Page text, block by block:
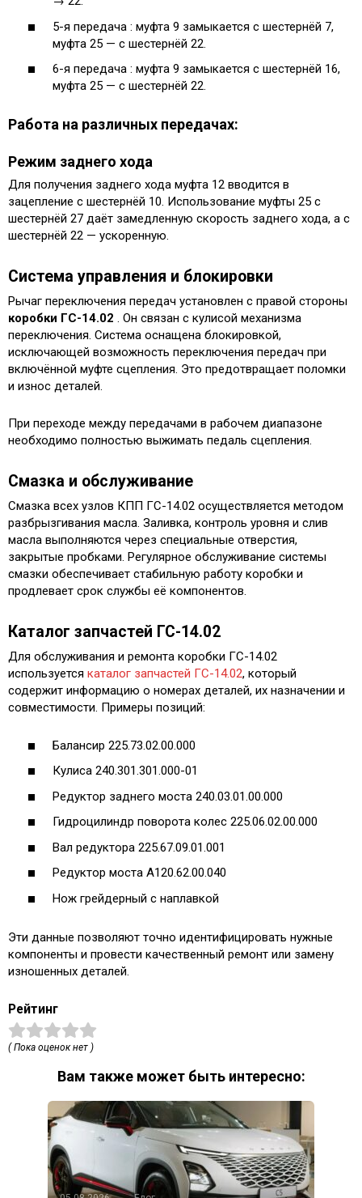
5-я передача : муфта 9 замыкается с шестернёй 7,
муфта 25 — с шестернёй 22.
6-я передача : муфта 9 замыкается с шестернёй 16,
муфта 25 — с шестернёй 22.
Работа на различных передачах:
Режим заднего хода
Для получения заднего хода муфта 12 вводится в
зацепление с шестернёй 10. Использование муфты 25 с
шестернёй 27 даёт замедленную скорость заднего хода, а с
шестернёй 22 — ускоренную.
Система управления и блокировки
Рычаг переключения передач установлен с правой стороны
коробки ГС-14.02 . Он связан с кулисой механизма
переключения. Система оснащена блокировкой,
исключающей возможность переключения передач при
включённой муфте сцепления. Это предотвращает поломки
и износ деталей.
При переходе между передачами в рабочем диапазоне
необходимо полностью выжимать педаль сцепления.
Смазка и обслуживание
Смазка всех узлов КПП ГС-14.02 осуществляется методом
разбрызгивания масла. Заливка, контроль уровня и слив
масла выполняются через специальные отверстия,
закрытые пробками. Регулярное обслуживание системы
смазки обеспечивает стабильную работу коробки и
продлевает срок службы её компонентов.
Каталог запчастей ГС-14.02
Для обслуживания и ремонта коробки ГС-14.02
используется каталог запчастей ГС-14.02, который
содержит информацию о номерах деталей, их назначении и
совместимости. Примеры позиций:
Балансир 225.73.02.00.000
Кулиса 240.301.301.000-01
Редуктор заднего моста 240.03.01.00.000
Гидроцилиндр поворота колес 225.06.02.00.000
Вал редуктора 225.67.09.01.001
Редуктор моста А120.62.00.040
Нож грейдерный с наплавкой
Эти данные позволяют точно идентифицировать нужные
компоненты и провести качественный ремонт или замену
изношенных деталей.
Рейтинг
( Пока оценок нет )
Вам также может быть интересно: